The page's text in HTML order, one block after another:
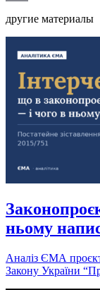
другие материалы
ньому
Аналіз ЄМА
Закону України